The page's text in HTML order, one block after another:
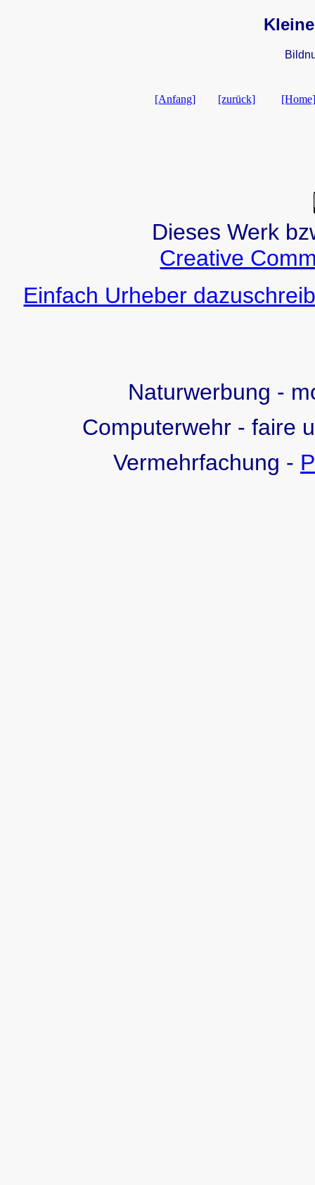
[Anfang] [zurück] [Home]
Dieses Werk
Creative
Einfach Urheber
Naturwerbung -
Computerwehr - faire
Vermehrfachung -